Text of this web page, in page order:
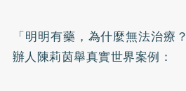
「明明有藥，為什麼無法治療
辦人陳莉茵舉真實世界案例：